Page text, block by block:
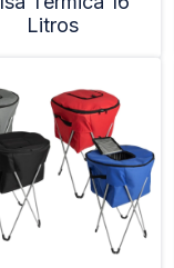
Litros